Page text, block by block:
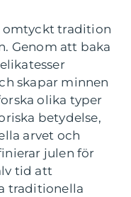
omtyckt tradition
Genom att baka
skapar minnen
olika typer
betydelse,
arvet och
julen för
tid att
traditionella